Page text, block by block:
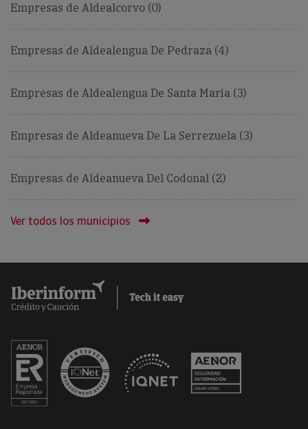
Empresas de Aldealcorvo (0)
Empresas de Aldealengua De Pedraza (4)
Empresas de Aldealengua De Santa Maria (3)
Empresas de Aldeanueva De La Serrezuela (3)
Empresas de Aldeanueva Del Codonal (2)
Ver todos los municipios